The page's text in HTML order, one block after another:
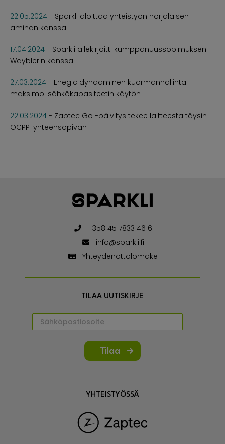
22.05.2024 - Sparkli aloittaa yhteistyön norjalaisen
aminan kanssa
17.04.2024 - Sparkli allekirjoitti kumppanuussopimuksen
Wayblerin kanssa
27.03.2024 - Enegic dynaaminen kuormanhallinta
maksimoi sähkökapasiteetin käytön
22.03.2024 - Zaptec Go -päivitys tekee laitteesta täysin
OCPP-yhteensopivan
+358 45 7833 4616
info@sparkli.fi
Yhteydenottolomake
TILAA UUTISKIRJE
Tilaa
YHTEISTYÖSSÄ